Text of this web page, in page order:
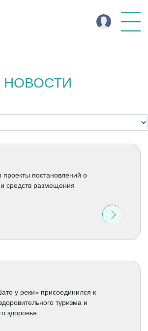
НОВОСТИ
проекты постановлений о
средств размещения
у реки» присоединился к
туризма и
здоровья